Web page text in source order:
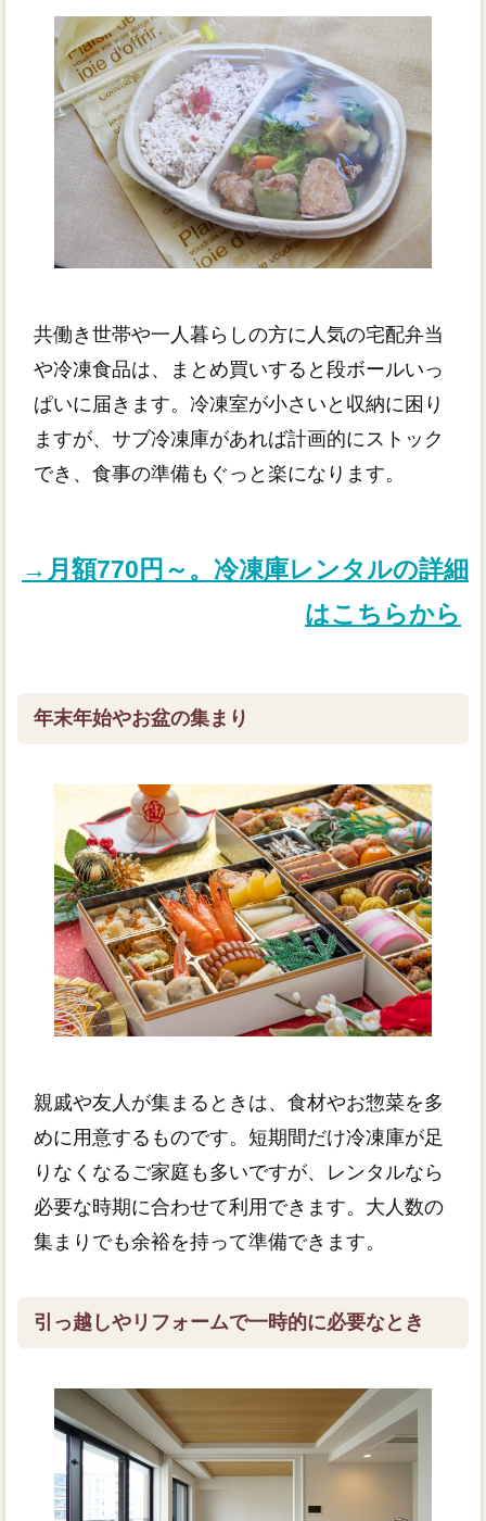
共働き世帯や一人暮らしの方に人気の宅配弁当
や冷凍食品は、まとめ買いすると段ボールいっ
ぱいに届きます。冷凍室が小さいと収納に困り
ますが、サブ冷凍庫があれば計画的にストック
でき、食事の準備もぐっと楽になります。
→月額770円～。冷凍庫レンタルの詳細
はこちらから
年末年始やお盆の集まり
親戚や友人が集まるときは、食材やお惣菜を多
めに用意するものです。短期間だけ冷凍庫が足
りなくなるご家庭も多いですが、レンタルなら
必要な時期に合わせて利用できます。大人数の
集まりでも余裕を持って準備できます。
引っ越しやリフォームで一時的に必要なとき